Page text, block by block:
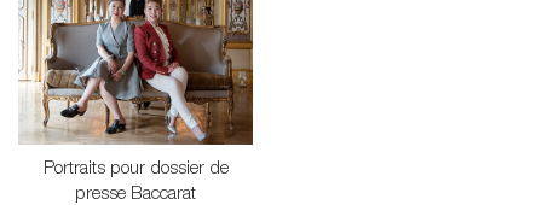
Portraits pour dossier de
presse Baccarat